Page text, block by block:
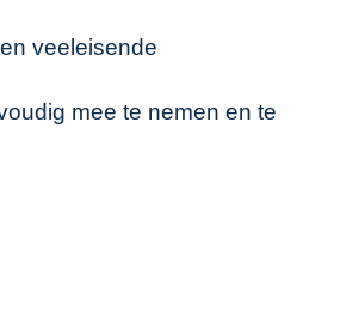
veeleisende
mee te nemen en te